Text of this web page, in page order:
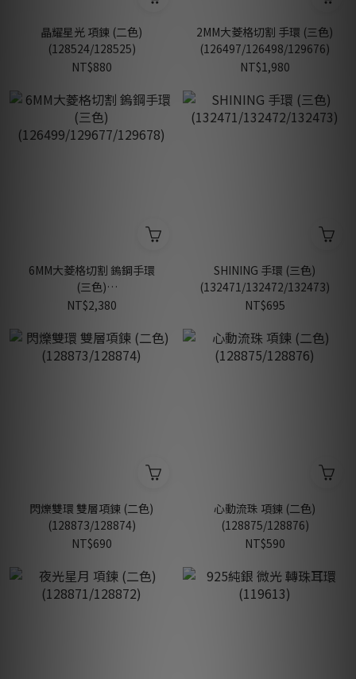
晶耀星光 項鍊 (二色)
(128524/128525)
NT$880
2MM大菱格切割 手環 (三色)
(126497/126498/129676)
NT$1,980
6MM大菱格切割 鎢鋼手環
(三色)
(126499/129677/129678)
NT$2,380
SHINING 手環 (三色)
(132471/132472/132473)
NT$695
閃爍雙環 雙層項鍊 (二色)
(128873/128874)
NT$690
心動流珠 項鍊 (二色)
(128875/128876)
NT$590